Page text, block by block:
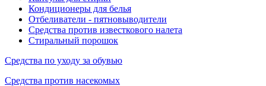
Кондиционеры для белья
Отбеливатели - пятновыводители
Средства против известкового налета
Стиральный порошок
Средства по уходу за обувью
Средства против насекомых